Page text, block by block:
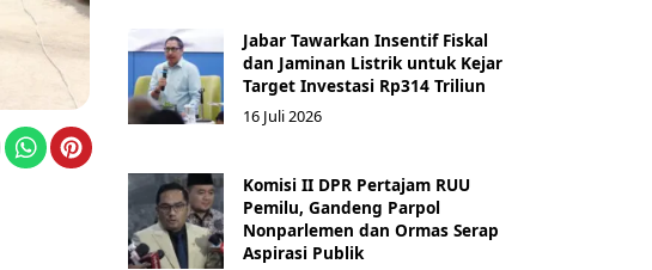
Jabar Tawarkan Insentif Fiskal
dan Jaminan Listrik untuk Kejar
Target Investasi Rp314 Triliun
16 Juli 2026
Komisi II DPR Pertajam RUU
Pemilu, Gandeng Parpol
Nonparlemen dan Ormas Serap
Aspirasi Publik